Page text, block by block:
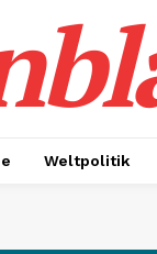
Weltpolitik